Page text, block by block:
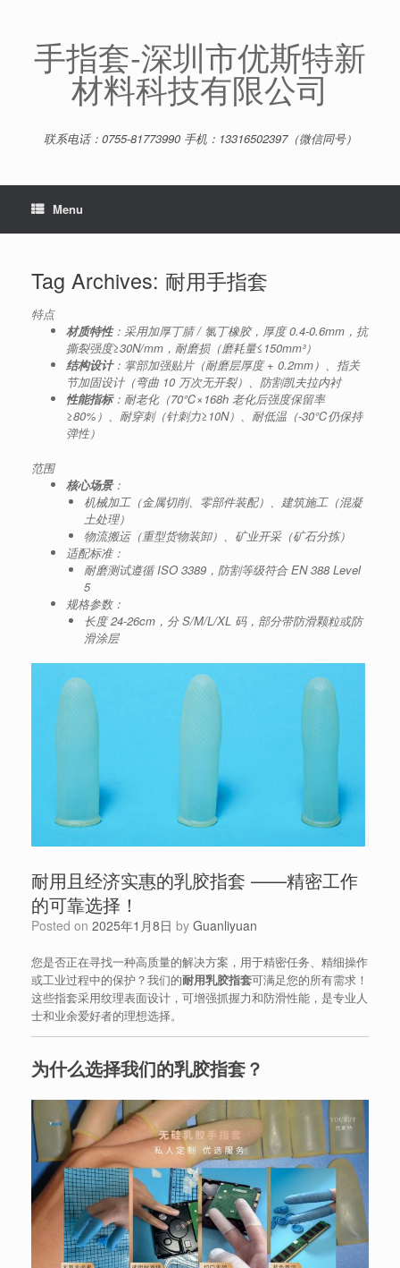
content手指套-深圳市优斯特新
材料科技有限公司
联系电话：0755-81773990 手机：13316502397（微信同号）
Menu
Tag Archives: 耐用手指套
特点
材质特性：采用加厚丁腈 / 氯丁橡胶，厚度 0.4-0.6mm，抗
撕裂强度≥30N/mm，耐磨损（磨耗量≤150mm³）
结构设计：掌部加强贴片（耐磨层厚度 + 0.2mm）、指关
节加固设计（弯曲 10 万次无开裂）、防割凯夫拉内衬
性能指标：耐老化（70℃×168h 老化后强度保留率
≥80%）、耐穿刺（针刺力≥10N）、耐低温（-30℃仍保持
弹性）
范围
核心场景：
机械加工（金属切削、零部件装配）、建筑施工（混凝
土处理）
物流搬运（重型货物装卸）、矿业开采（矿石分拣）
适配标准：
耐磨测试遵循 ISO 3389，防割等级符合 EN 388 Level
5
规格参数：
长度 24-26cm，分 S/M/L/XL 码，部分带防滑颗粒或防
滑涂层
耐用且经济实惠的乳胶指套 ——精密工作
的可靠选择！
Posted on 2025年1月8日 by Guanliyuan
您是否正在寻找一种高质量的解决方案，用于精密任务、精细操作
或工业过程中的保护？我们的耐用乳胶指套可满足您的所有需求！
这些指套采用纹理表面设计，可增强抓握力和防滑性能，是专业人
士和业余爱好者的理想选择。
为什么选择我们的乳胶指套？